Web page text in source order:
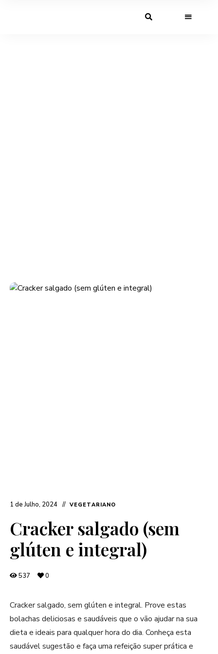
1 de Julho, 2024 VEGETARIANO
Cracker salgado (sem
glúten e integral)
537 0
Cracker salgado, sem glúten e integral. Prove estas
bolachas deliciosas e saudáveis que o vão ajudar na sua
dieta e ideais para qualquer hora do dia. Conheça esta
saudável sugestão e faça uma refeição super prática e